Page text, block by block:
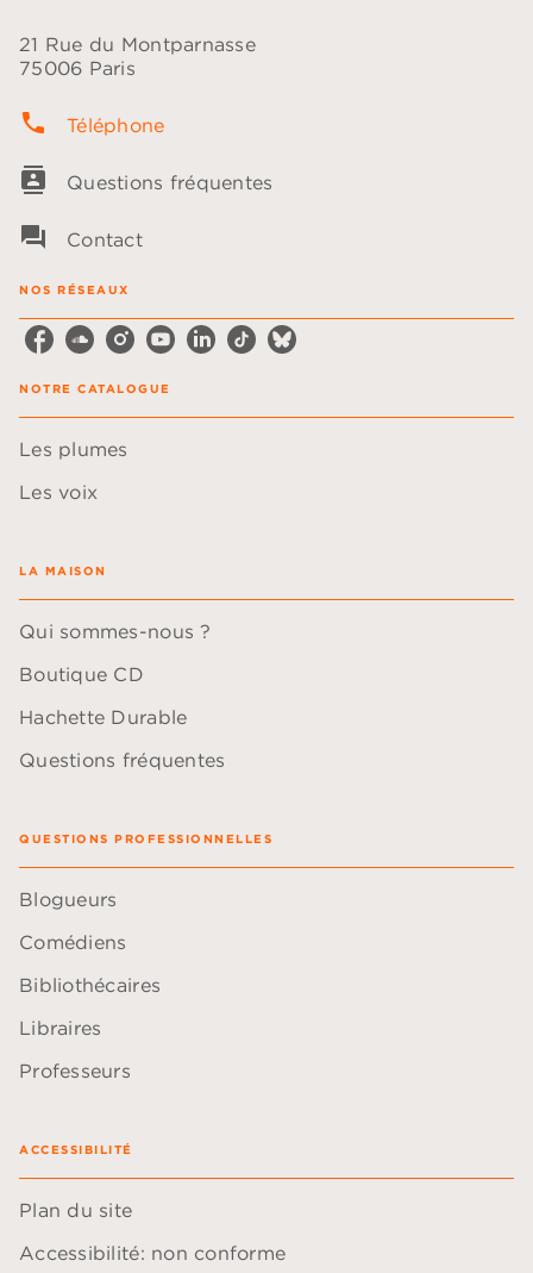
21 Rue du Montparnasse
75006 Paris
phone Téléphone
contacts Questions fréquentes
question_answer Contact
NOS RÉSEAUX
NOTRE CATALOGUE
Les plumes
Les voix
LA MAISON
Qui sommes-nous ?
Boutique CD
Hachette Durable
Questions fréquentes
QUESTIONS PROFESSIONNELLES
Blogueurs
Comédiens
Bibliothécaires
Libraires
Professeurs
ACCESSIBILITÉ
Plan du site
Accessibilité: non conforme